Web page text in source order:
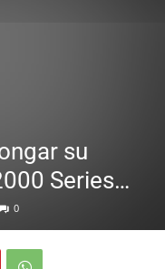
su
Series…
0